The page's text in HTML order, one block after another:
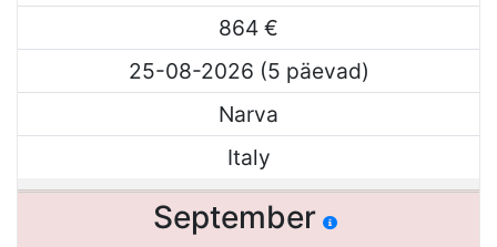
864 €
25-08-2026 (5 päevad)
Narva
Italy
September